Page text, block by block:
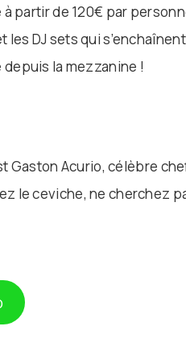
partir de 120€ par
DJ sets qui
la mezzanine !
Gaston Acurio, célèbre
le ceviche, ne cherchez